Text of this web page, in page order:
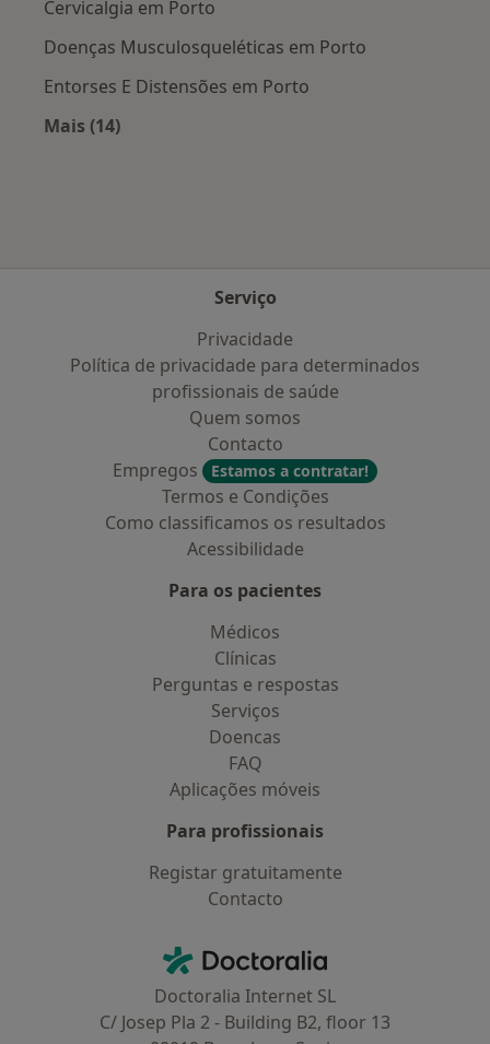
Cervicalgia em Porto
Doenças Musculosqueléticas em Porto
Entorses E Distensões em Porto
Mais (14)
Serviço
Privacidade
Política de privacidade para determinados
profissionais de saúde
Quem somos
Contacto
Empregos
Estamos a contratar!
Termos e Condições
Como classificamos os resultados
Acessibilidade
Para os pacientes
Médicos
Clínicas
Perguntas e respostas
Serviços
Doencas
FAQ
Aplicações móveis
Para profissionais
Registar gratuitamente
Contacto
Doctoralia - Homepage
Doctoralia Internet SL
C/ Josep Pla 2 - Building B2, floor 13